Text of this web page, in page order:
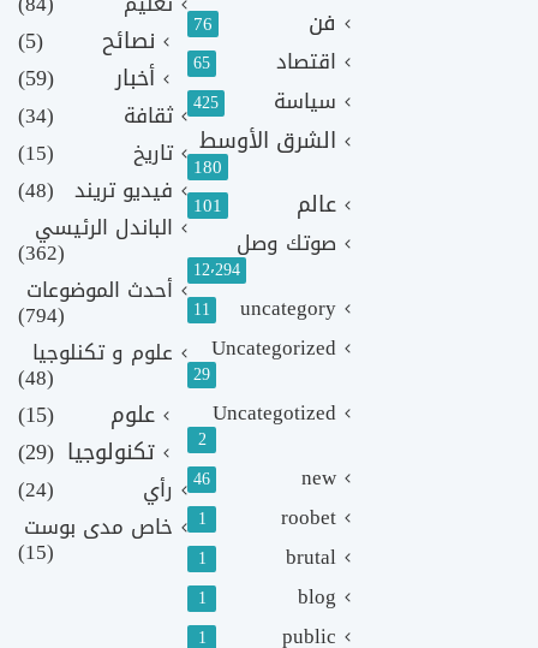
فن 76
اقتصاد 65
سياسة 425
الشرق الأوسط
180
عالم 101
صوتك وصل
12٬294
uncategory
11
Uncategorized
29
Uncategotized
2
new
46
roobet
1
brutal
1
blog
1
public
1
نصائح
(5)
أخبار
(59)
ثقافة
(34)
تاريخ
(15)
فيديو تريند (48)
الباندل الرئيسي
(362)
أحدث الموضوعات
(794)
علوم و تكنلوجيا
(48)
علوم
(15)
تكنولوجيا (29)
رأي
(24)
خاص مدى بوست
(15)